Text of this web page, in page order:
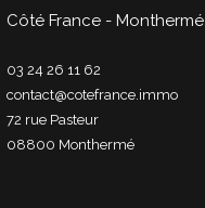
Côté France - Monthermé
03 24 26 11 62
contact@cotefrance.immo
72 rue Pasteur
08800
monthermé